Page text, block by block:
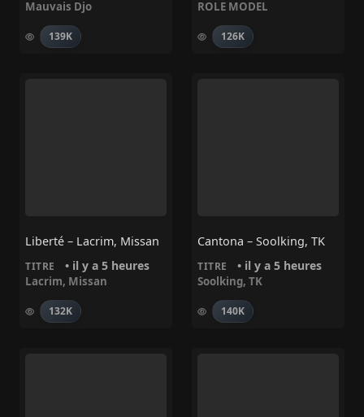
Mauvais Djo
139K
ROLE MODEL
126K
Liberté – Lacrim, Missan
TITRE • il y a 5 heures
Lacrim, Missan
132K
Cantona – Soolking, TK
TITRE • il y a 5 heures
Soolking, TK
140K